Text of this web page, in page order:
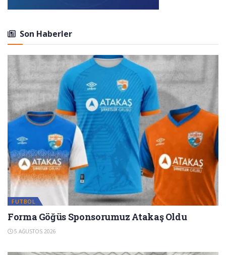
Son Haberler
FUTBOL
Forma Göğüs Sponsorumuz Atakaş Oldu
5 AĞUSTOS 2026